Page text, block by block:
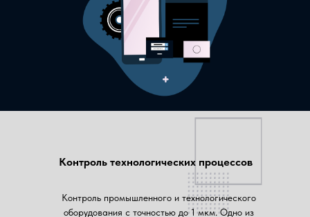
Контроль технологических процессов
Контроль промышленного и технологического
оборудования с точностью до 1 мкм. Одно из